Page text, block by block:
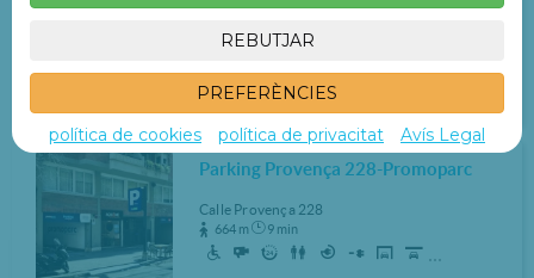
458 m 7 min
Complet 16€
Parking Provença 228-Promoparc
Calle Provença 228
664 m 9 min
...
REBUTJAR
PREFERÈNCIES
política de cookies
política de privacitat Avís Legal